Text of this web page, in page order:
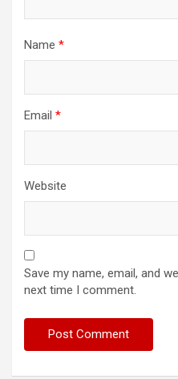
Name *
Email *
Website
Save my name, email, and
next time I comment.